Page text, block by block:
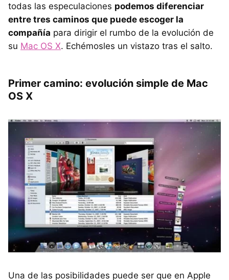
todas las especulaciones podemos diferenciar
entre tres caminos que puede escoger la
compañía para dirigir el rumbo de la evolución de
su Mac OS X. Echémosles un vistazo tras el salto.
Primer camino: evolución simple de Mac
OS X
Una de las posibilidades puede ser que en Apple